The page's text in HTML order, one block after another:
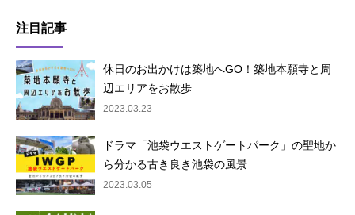
注目記事
休日のお出かけは築地へGO！築地本願寺と周
辺エリアをお散歩
2023.03.23
ドラマ「池袋ウエストゲートパーク」の聖地か
ら分かる古き良き池袋の風景
2023.03.05